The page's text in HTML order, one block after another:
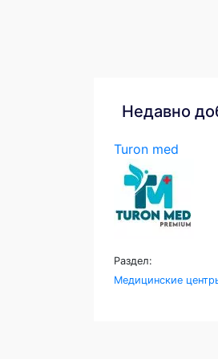
Недавно
Turon med
Раздел:
Медицинские